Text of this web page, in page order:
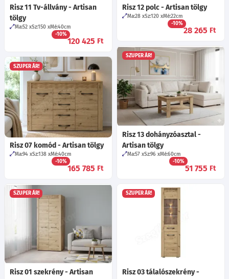
Risz 11 Tv-állvány - Artisan
tölgy
Ma:52 Sz:150 Mé:40cm
-10%
120 425 Ft
Risz 12 polc - Artisan tölgy
Ma:28 Sz:120 Mé:22cm
-10%
28 265 Ft
SZUPER ÁR!
Risz 13 dohányzóasztal -
Artisan tölgy
Ma:57 Sz:96 Mé:60cm
-10%
51 755 Ft
SZUPER ÁR!
Risz 07 komód - Artisan tölgy
Ma:94 Sz:138 Mé:40cm
-10%
165 785 Ft
SZUPER ÁR!
Risz 01 szekrény - Artisan
SZUPER ÁR!
Risz 03 tálalószekrény -